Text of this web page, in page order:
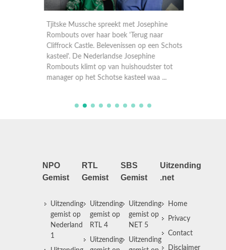
Tjitske Mussche spreekt met Josephine
Rombouts over haar boek 'Terug naar
Cliffrock Castle. Belevenissen op een Schots
kasteel'. De Nederlandse Josephine
Rombouts klimt op van huishoudster tot
manager op het Schotse kasteel waa ...
NPO
Gemist
Uitzending
gemist op
Nederland
1
RTL
Gemist
Uitzending
gemist op
RTL 4
Uitzending
SBS
Gemist
Uitzending
gemist op
NET 5
Uitzending
Uitzending
.net
Home
Privacy
Contact
Disclaimer